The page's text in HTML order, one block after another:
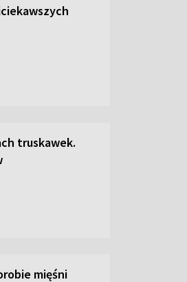
truskawek.
mięśni